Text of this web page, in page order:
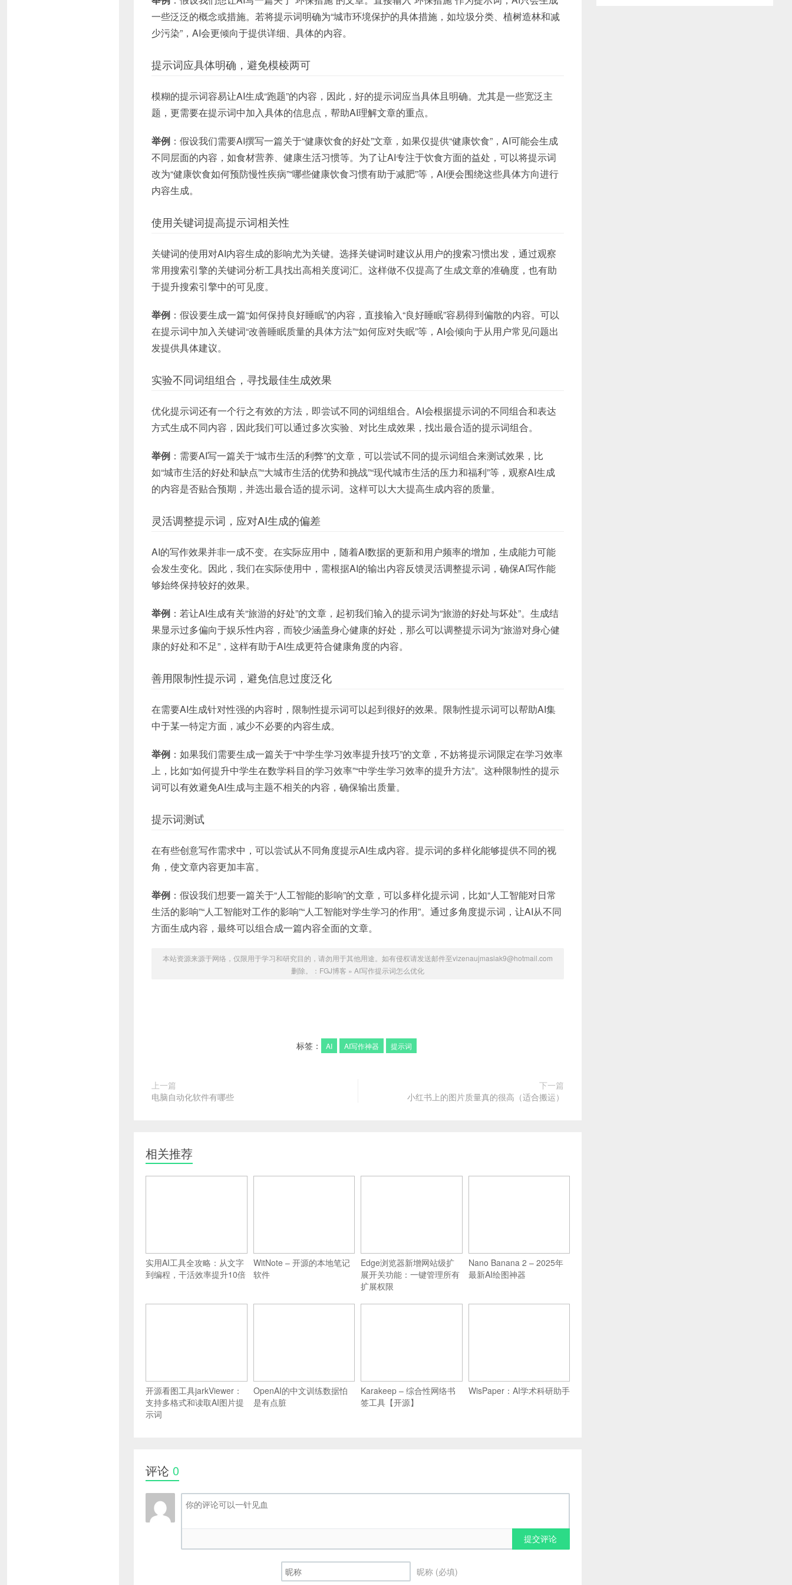
一些泛泛的概念或措施。若将提示词明确为“城市环境保护的具体措施，如垃圾分类、植树造林和减
少污染”，AI会更倾向于提供详细、具体的内容。
提示词应具体明确，避免模棱两可
模糊的提示词容易让AI生成“跑题”的内容，因此，好的提示词应当具体且明确。尤其是一些宽泛主
题，更需要在提示词中加入具体的信息点，帮助AI理解文章的重点。
举例 ：假设我们需要AI撰写一篇关于“健康饮食的好处”文章，如果仅提供“健康饮食”，AI可能会生成
不同层面的内容，如食材营养、健康生活习惯等。为了让AI专注于饮食方面的益处，可以将提示词
改为“健康饮食如何预防慢性疾病”“哪些健康饮食习惯有助于减肥”等，AI便会围绕这些具体方向进行
内容生成。
使用关键词提高提示词相关性
关键词的使用对AI内容生成的影响尤为关键。选择关键词时建议从用户的搜索习惯出发，通过观察
常用搜索引擎的关键词分析工具找出高相关度词汇。这样做不仅提高了生成文章的准确度，也有助
于提升搜索引擎中的可见度。
举例 ：假设要生成一篇“如何保持良好睡眠”的内容，直接输入“良好睡眠”容易得到偏散的内容。可以
在提示词中加入关键词“改善睡眠质量的具体方法”“如何应对失眠”等，AI会倾向于从用户常见问题出
发提供具体建议。
实验不同词组组合，寻找最佳生成效果
优化提示词还有一个行之有效的方法，即尝试不同的词组组合。AI会根据提示词的不同组合和表达
方式生成不同内容，因此我们可以通过多次实验、对比生成效果，找出最合适的提示词组合。
举例 ：需要AI写一篇关于“城市生活的利弊”的文章，可以尝试不同的提示词组合来测试效果，比
如“城市生活的好处和缺点”“大城市生活的优势和挑战”“现代城市生活的压力和福利”等，观察AI生成
的内容是否贴合预期，并选出最合适的提示词。这样可以大大提高生成内容的质量。
灵活调整提示词，应对AI生成的偏差
AI的写作效果并非一成不变。在实际应用中，随着AI数据的更新和用户频率的增加，生成能力可能
会发生变化。因此，我们在实际使用中，需根据AI的输出内容反馈灵活调整提示词，确保AI写作能
够始终保持较好的效果。
举例 ：若让AI生成有关“旅游的好处”的文章，起初我们输入的提示词为“旅游的好处与坏处”。生成结
果显示过多偏向于娱乐性内容，而较少涵盖身心健康的好处，那么可以调整提示词为“旅游对身心健
康的好处和不足”，这样有助于AI生成更符合健康角度的内容。
善用限制性提示词，避免信息过度泛化
在需要AI生成针对性强的内容时，限制性提示词可以起到很好的效果。限制性提示词可以帮助AI集
中于某一特定方面，减少不必要的内容生成。
举例 ：如果我们需要生成一篇关于“中学生学习效率提升技巧”的文章，不妨将提示词限定在学习效率
上，比如“如何提升中学生在数学科目的学习效率”“中学生学习效率的提升方法”。这种限制性的提示
词可以有效避免AI生成与主题不相关的内容，确保输出质量。
提示词测试
在有些创意写作需求中，可以尝试从不同角度提示AI生成内容。提示词的多样化能够提供不同的视
角，使文章内容更加丰富。
举例 ：假设我们想要一篇关于“人工智能的影响”的文章，可以多样化提示词，比如“人工智能对日常
生活的影响”“人工智能对工作的影响”“人工智能对学生学习的作用”。通过多角度提示词，让AI从不同
方面生成内容，最终可以组合成一篇内容全面的文章。
本站资源来源于网络，仅限用于学习和研究目的，请勿用于其他用途。如有侵权请发送邮件至vizenaujmaslak9@hotmail.com
删除。： FGJ博客 » AI写作提示词怎么优化
标签： AI AI写作神器 提示词
上一篇
电脑自动化软件有哪些
下一篇
小红书上的图片质量真的很高（适合搬运）
相关推荐
实用AI工具全攻略：从文字
到编程，干活效率提升10倍
WitNote – 开源的本地笔记
软件
Edge浏览器新增网站级扩
展开关功能：一键管理所有
扩展权限
Nano Banana 2 – 2025年
最新AI绘图神器
开源看图工具jarkViewer：
支持多格式和读取AI图片提
示词
OpenAI的中文训练数据怕
是有点脏
Karakeep – 综合性网络书
签工具【开源】
WisPaper：AI学术科研助手
评论 0
提交评论
昵称 (必填)